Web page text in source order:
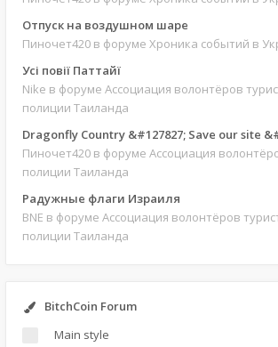
Отпуск на воздушном шаре
Пиночет420 в форуме Хроника событий в
Усі повії Паттайї
Nike в форуме Ассоциация волонтёров
полиции Таиланда
Dragonfly Country &#127827; Save our site
Пиночет420 в форуме Ассоциация
полиции Таиланда
Радужные флаги Израиля
BNE в форуме Ассоциация волонтёров
полиции Таиланда
BitchCoin Forum
Main style